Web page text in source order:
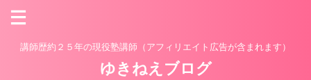
講師歴約２５年の現役塾講師（アフィリエイト広告が含まれます）
ゆきねえブログ